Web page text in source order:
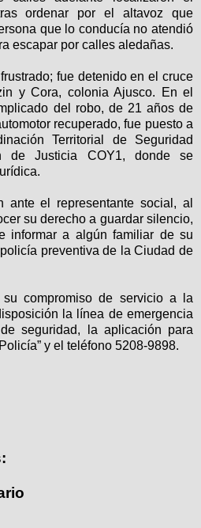
ordenar por el altavoz que
que lo conducía no atendió
escapar por calles aledañas.
fue detenido en el cruce
y Cora, colonia Ajusco. En el
del robo, de 21 años de
recuperado, fue puesto a
Territorial de Seguridad
de Justicia COY1, donde se
ante el representante social, al
su derecho a guardar silencio,
informar a algún familiar de su
preventiva de la Ciudad de
su compromiso de servicio a la
la línea de emergencia
seguridad, la aplicación para
y el teléfono 5208-9898.